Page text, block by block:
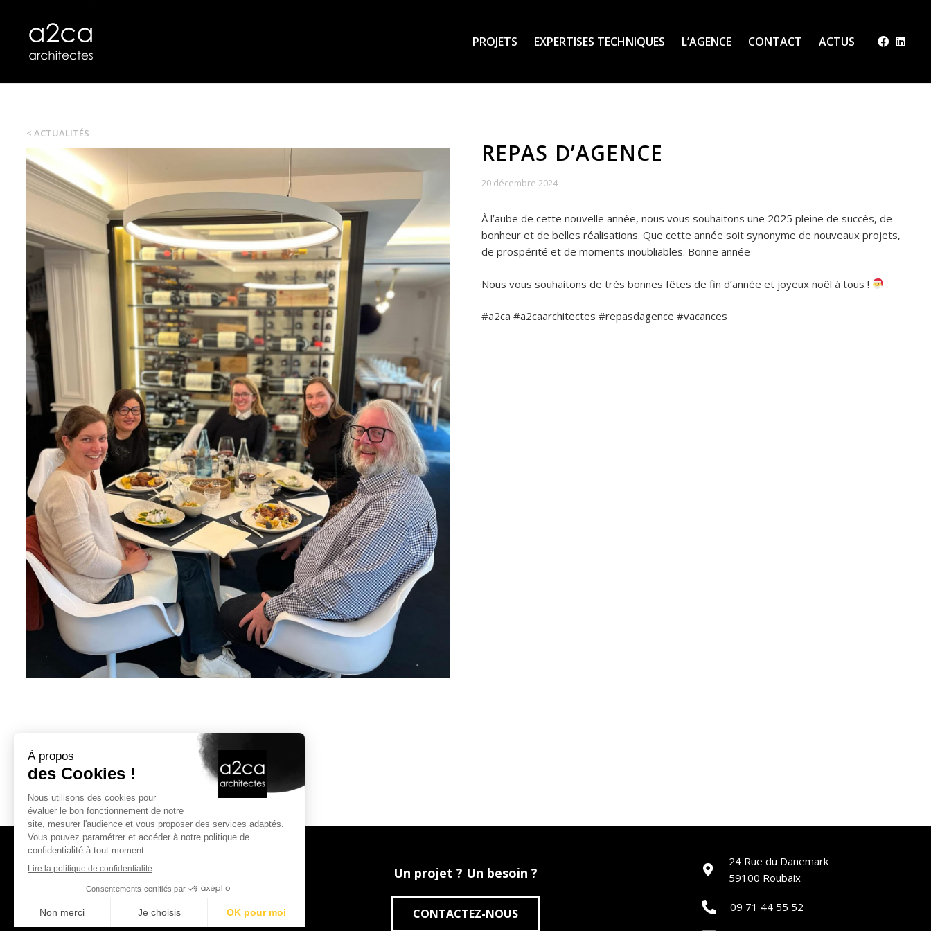
PROJETS EXPERTISES TECHNIQUES L’AGENCE CONTACT ACTUS
< ACTUALITÉS
REPAS D’AGENCE
20 décembre 2024
À l’aube de cette nouvelle année, nous vous souhaitons une 2025 pleine de succès, de
bonheur et de belles réalisations. Que cette année soit synonyme de nouveaux projets,
de prospérité et de moments inoubliables. Bonne année
Nous vous souhaitons de très bonnes fêtes de fin d’année et joyeux noël à tous !
#a2ca #a2caarchitectes #repasdagence #vacances
Un projet ? Un besoin ?
CONTACTEZ-NOUS
24 Rue du Danemark
59100 Roubaix
09 71 44 55 52